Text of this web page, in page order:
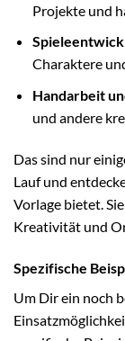
Projekte und
Charaktere
Handarbeit
und andere
Das sind nur
Lauf und
Vorlage bietet.
Kreativität und
Spezifische
Um Dir ein noch